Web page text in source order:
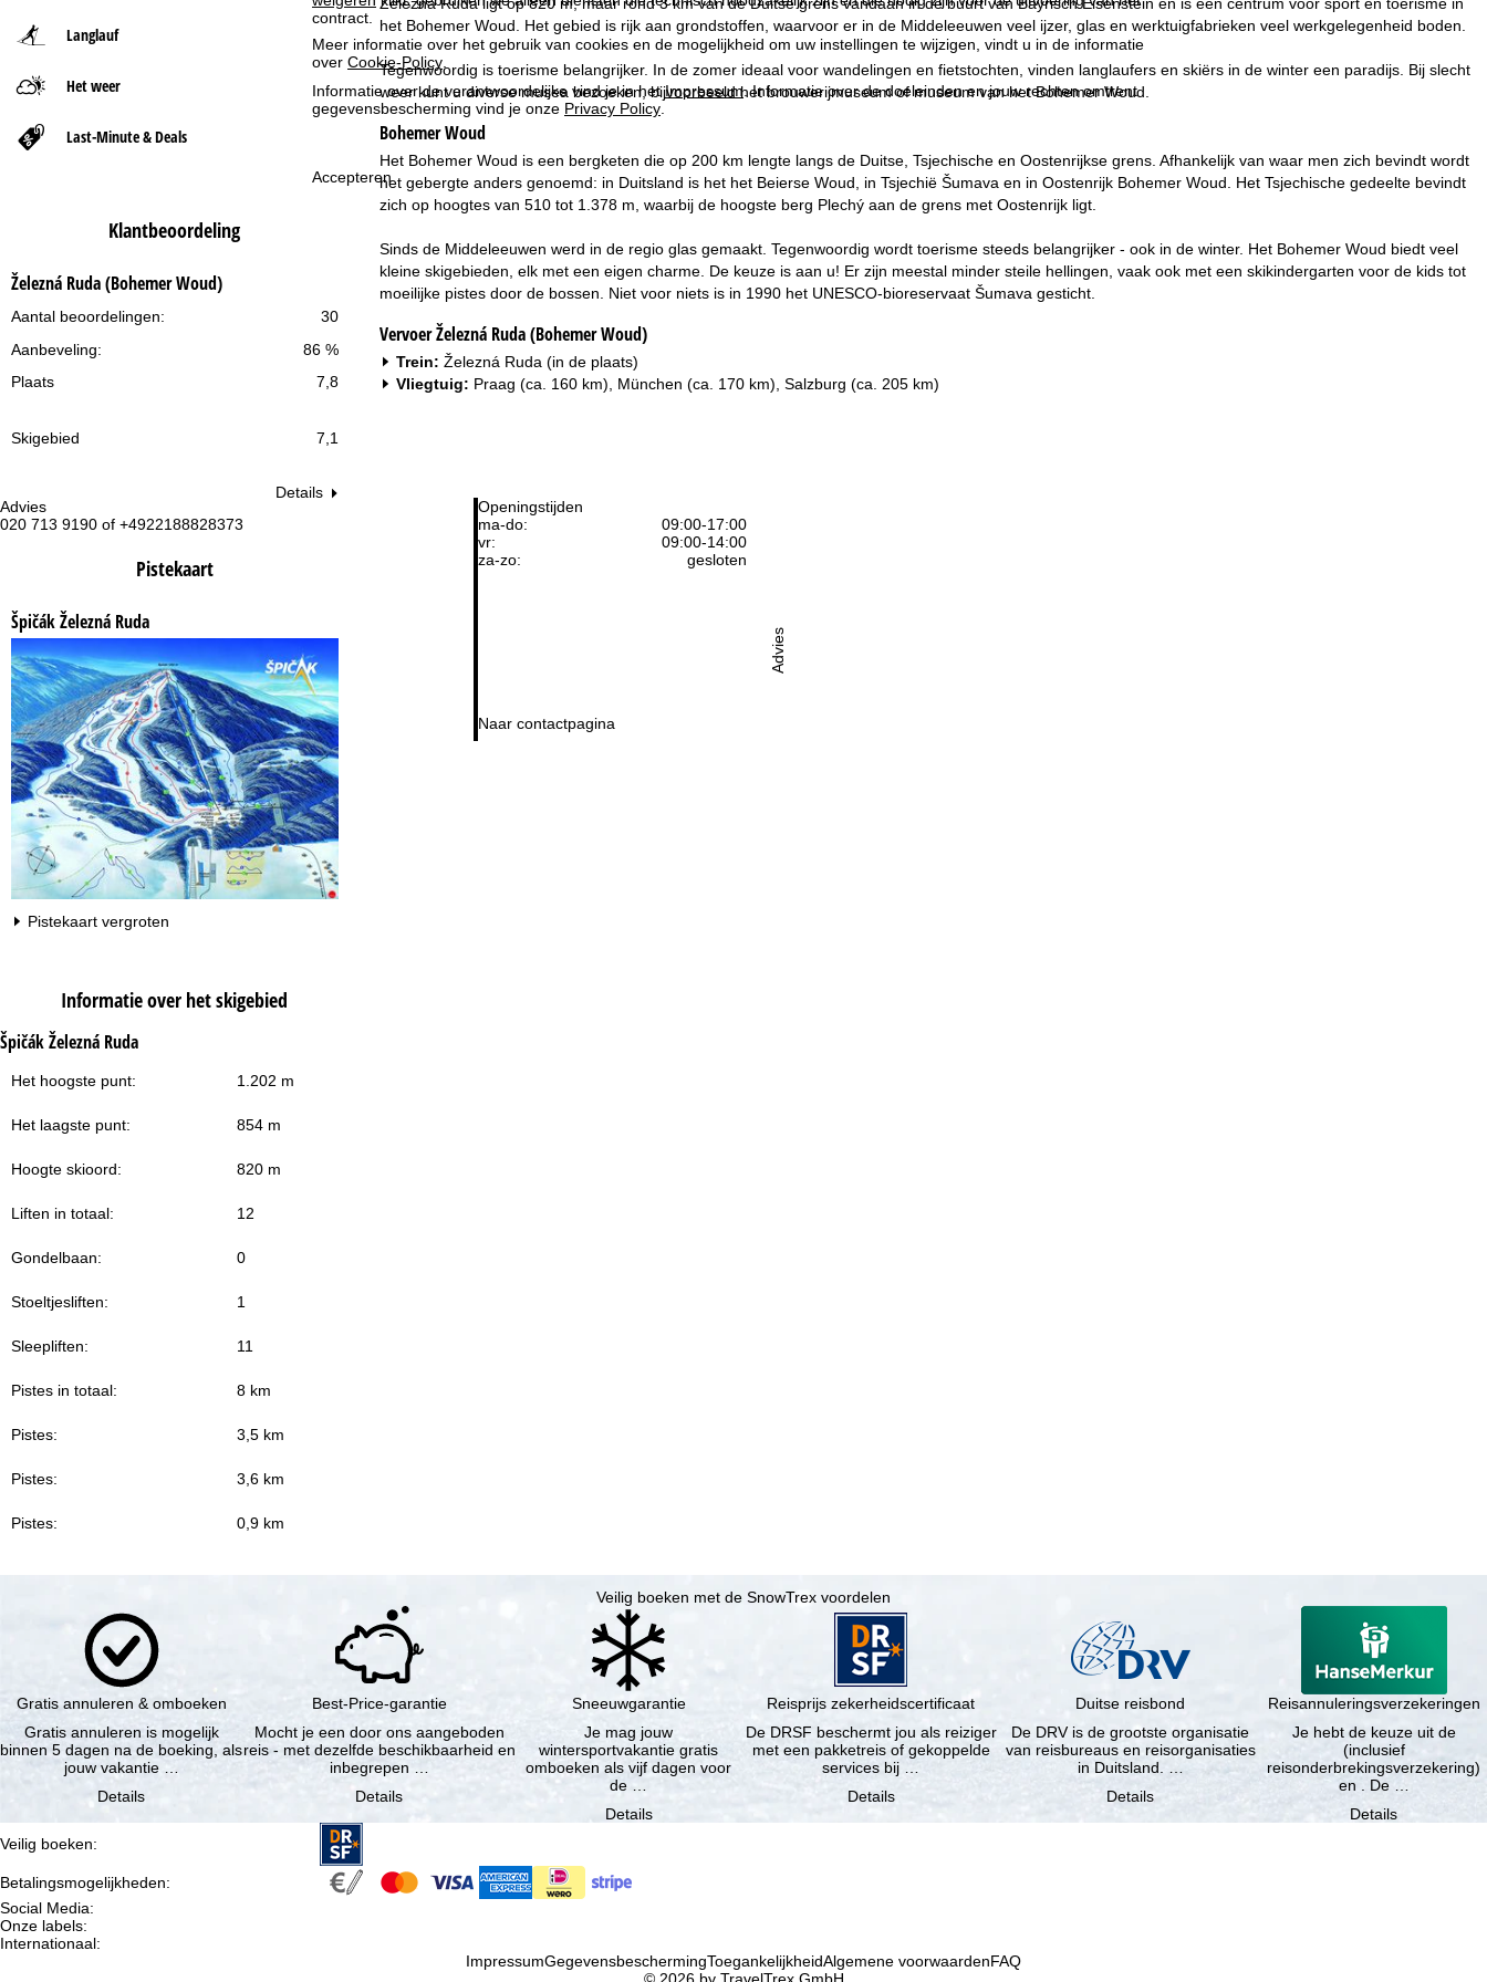
contract.
Meer informatie over het gebruik van cookies en de mogelijkheid om uw instellingen te wijzigen, vindt u in de informatie
over Cookie-Policy.
Informatie over de verantwoordelijke vind je in hetImpressum. Informatie over de doeleinden en jouw rechten omtrent
gegevensbescherming vind je onze Privacy Policy.
Accepteren
Advies
020 713 9190 of +4922188828373
Openingstijden
ma-do:
09:00-17:00
vr:
09:00-14:00
za-zo:
gesloten
Naar contactpagina
Advies
Langlauf
Het weer
Last-Minute & Deals
Klantbeoordeling
Železná Ruda (Bohemer Woud)
30
Aantal beoordelingen:
86 %
Aanbeveling:
Plaats
7,8
Skigebied 7,1
Details
Pistekaart
Špičák Železná Ruda
Pistekaart vergroten
Informatie over het skigebied
Špičák Železná Ruda
Het hoogste punt: 1.202 m
Het laagste punt: 854 m
Hoogte skioord: 820 m
Liften in totaal: 12
Gondelbaan: 0
Stoeltjesliften: 1
Sleepliften: 11
Pistes in totaal: 8 km
Pistes: 3,5 km
Pistes: 3,6 km
Pistes: 0,9 km
t
p
a
n
het Bohemer Woud. Het gebied is rijk aan grondstoffen, waarvoor er in de Middeleeuwen veel ijzer, glas en werktuigfabrieken veel werkgelegenheid boden.
Tegenwoordig is toerisme belangrijker. In de zomer ideaal voor wandelingen en fietstochten, vinden langlaufers en skiërs in de winter een paradijs. Bij slecht
weer kunt u diverse musea bezoeken, bijvoorbeeld het brouwerijmuseum of museum van het Bohemer Woud.
Bohemer Woud
Het Bohemer Woud is een bergketen die op 200 km lengte langs de Duitse, Tsjechische en Oostenrijkse grens. Afhankelijk van waar men zich bevindt wordt
het gebergte anders genoemd: in Duitsland is het het Beierse Woud, in Tsjechië Šumava en in Oostenrijk Bohemer Woud. Het Tsjechische gedeelte bevindt
zich op hoogtes van 510 tot 1.378 m, waarbij de hoogste berg Plechý aan de grens met Oostenrijk ligt.
Sinds de Middeleeuwen werd in de regio glas gemaakt. Tegenwoordig wordt toerisme steeds belangrijker - ook in de winter. Het Bohemer Woud biedt veel
kleine skigebieden, elk met een eigen charme. De keuze is aan u! Er zijn meestal minder steile hellingen, vaak ook met een skikindergarten voor de kids tot
moeilijke pistes door de bossen. Niet voor niets is in 1990 het UNESCO-bioreservaat Šumava gesticht.
Vervoer Železná Ruda (Bohemer Woud)
Trein: Železná Ruda (in de plaats)
Vliegtuig: Praag (ca. 160 km), München (ca. 170 km), Salzburg (ca. 205 km)
Veilig boeken met de SnowTrex voordelen
Gratis annuleren & omboeken
Gratis annuleren is mogelijk
binnen 5 dagen na de boeking, als
jouw vakantie …
Details
Best-Price-garantie
Mocht je een door ons aangeboden
reis - met dezelfde beschikbaarheid en
inbegrepen …
Details
Sneeuwgarantie
Je mag jouw
wintersportvakantie gratis
omboeken als vijf dagen voor
de …
Details
Reisprijs zekerheidscertificaat
De DRSF beschermt jou als reiziger
met een pakketreis of gekoppelde
services bij …
Details
Duitse reisbond
De DRV is de grootste organisatie
van reisbureaus en reisorganisaties
in Duitsland. …
Details
Reisannuleringsverzekeringen
Je hebt de keuze uit de
(inclusief
reisonderbrekingsverzekering)
en . De …
Details
Veilig boeken:
Betalingsmogelijkheden:
Social Media:
Onze labels:
Internationaal:
ImpressumGegevensbeschermingToegankelijkheidAlgemene voorwaardenFAQ